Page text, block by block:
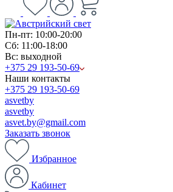
Пн-пт: 10:00-20:00
Сб: 11:00-18:00
Вс: выходной
+375 29 193-50-69
Наши контакты
+375 29 193-50-69
asvetby
asvetby
asvet.by@gmail.com
Заказать звонок
Избранное
Кабинет